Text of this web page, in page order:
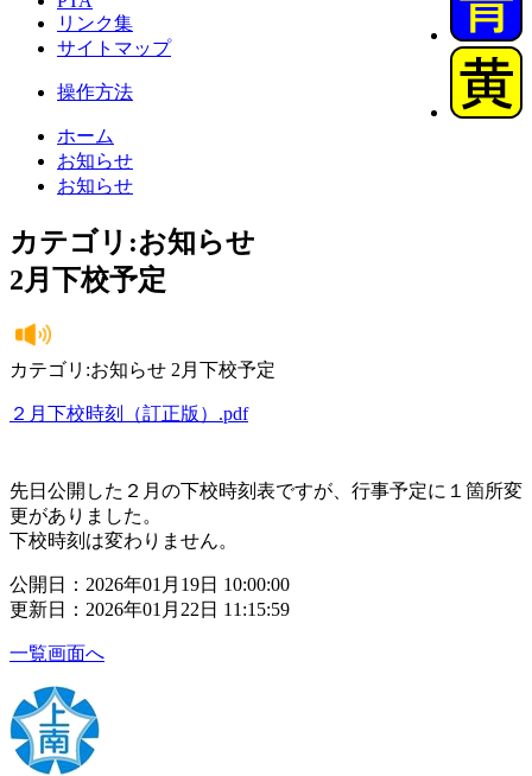
リンク集
サイトマップ
操作方法
ホーム
お知らせ
お知らせ
カテゴリ:お知らせ
2月下校予定
カテゴリ:お知らせ 2月下校予定
２月下校時刻（訂正版）.pdf
先日公開した２月の下校時刻表ですが、行事予定に１箇所変
更がありました。
下校時刻は変わりません。
公開日：2026年01月19日 10:00:00
更新日：2026年01月22日 11:15:59
一覧画面へ